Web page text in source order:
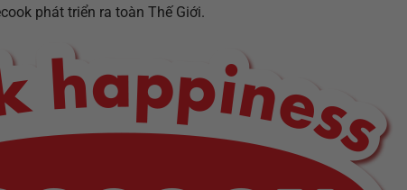
phát triển ra toàn Thế Giới.